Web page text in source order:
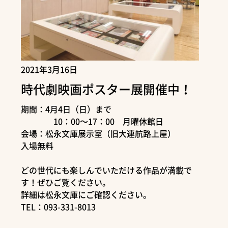
2021年3月16日
時代劇映画ポスター展開催中！
期間：4月4日（日）まで
10：00～17：00 月曜休館日
会場：松永文庫展示室（旧大連航路上屋）
入場無料
どの世代にも楽しんでいただける作品が満載で
す！ぜひご覧ください。
詳細は松永文庫にご確認ください。
TEL：093-331-8013